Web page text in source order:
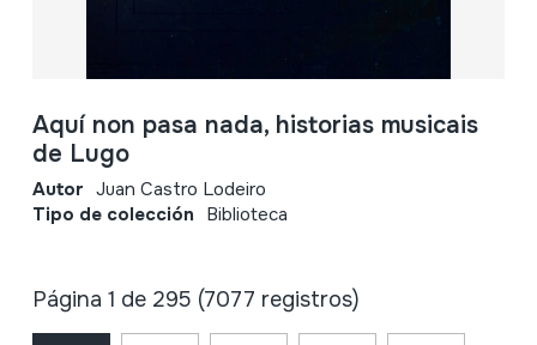
Aquí non pasa nada, historias musicais
de Lugo
Autor Juan Castro Lodeiro
Tipo de colección Biblioteca
Página 1 de 295 (7077 registros)